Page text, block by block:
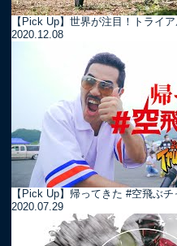
【Pick Up】世界が注目！トライ
2020.12.08
【Pick Up】帰ってきた #空飛ぶ
2020.07.29